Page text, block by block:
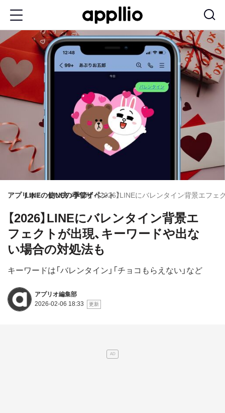
ン
コ
ン
ツ
アプリオLINEの使い方LINEの小ワザ季節イベント【2026】LINEにバレンタイン背景エフ
【2026】LINEにバレンタイン背景エ
フェクトが出現、キーワードや出な
い場合の対処法も
キーワードは「バレンタイン」「チョコもらえない」など
アプリオ編集部
2026-02-06 18:33